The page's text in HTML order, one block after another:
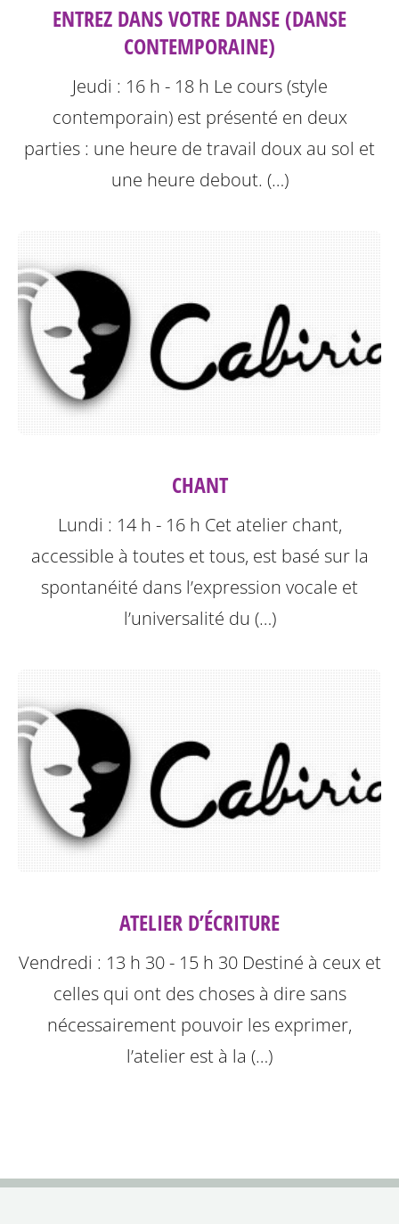
ENTREZ DANS VOTRE DANSE (DANSE
CONTEMPORAINE)
Jeudi : 16 h - 18 h Le cours (style
contemporain) est présenté en deux
parties : une heure de travail doux au sol et
une heure debout. (…)
CHANT
Lundi : 14 h - 16 h Cet atelier chant,
accessible à toutes et tous, est basé sur la
spontanéité dans l’expression vocale et
l’universalité du (…)
ATELIER D’ÉCRITURE
Vendredi : 13 h 30 - 15 h 30 Destiné à ceux et
celles qui ont des choses à dire sans
nécessairement pouvoir les exprimer,
l’atelier est à la (…)